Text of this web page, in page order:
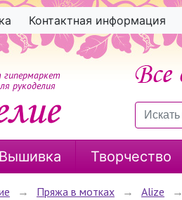
Контактная информация
рукоделия
Вышивка Творчество
→ Пряжа в мотках → Alize →